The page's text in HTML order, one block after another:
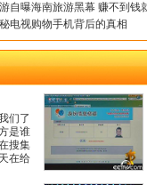
自曝海南旅游黑幕 赚不到钱
电视购物手机背后的真相
们了
是谁
搜集
在给